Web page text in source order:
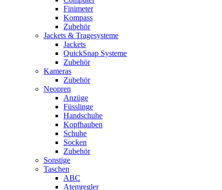
Finimeter
Kompass
Zubehör
Jackets & Tragesysteme
Jackets
QuickSnap Systeme
Zubehör
Kameras
Zubehör
Neopren
Anzüge
Füsslinge
Handschuhe
Kopfhauben
Schuhe
Socken
Zubehör
Sonstige
Taschen
ABC
Atemregler